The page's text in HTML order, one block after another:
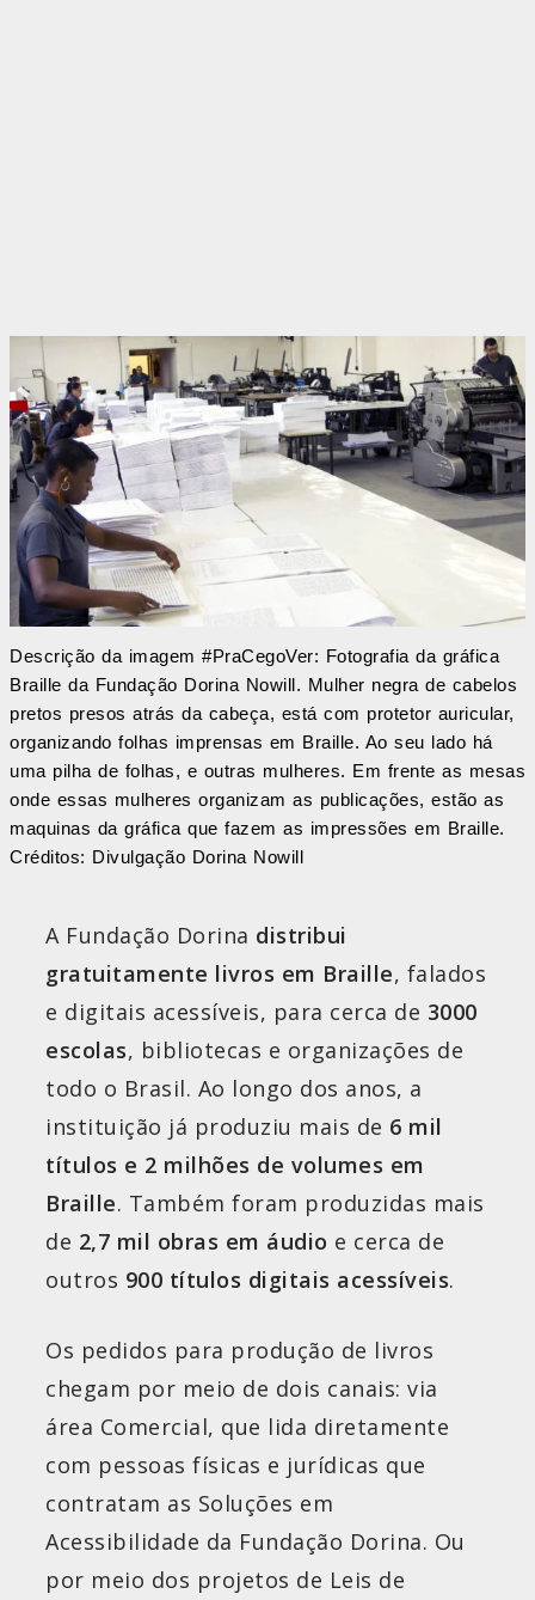
Descrição da imagem #PraCegoVer: Fotografia da gráfica
Braille da Fundação Dorina Nowill. Mulher negra de cabelos
pretos presos atrás da cabeça, está com protetor auricular,
organizando folhas imprensas em Braille. Ao seu lado há
uma pilha de folhas, e outras mulheres. Em frente as mesas
onde essas mulheres organizam as publicações, estão as
maquinas da gráfica que fazem as impressões em Braille.
Créditos: Divulgação Dorina Nowill
A Fundação Dorina distribui
gratuitamente livros em Braille, falados
e digitais acessíveis, para cerca de 3000
escolas, bibliotecas e organizações de
todo o Brasil. Ao longo dos anos, a
instituição já produziu mais de 6 mil
títulos e 2 milhões de volumes em
Braille. Também foram produzidas mais
de 2,7 mil obras em áudio e cerca de
outros 900 títulos digitais acessíveis.
Os pedidos para produção de livros
chegam por meio de dois canais: via
área Comercial, que lida diretamente
com pessoas físicas e jurídicas que
contratam as Soluções em
Acessibilidade da Fundação Dorina. Ou
por meio dos projetos de Leis de